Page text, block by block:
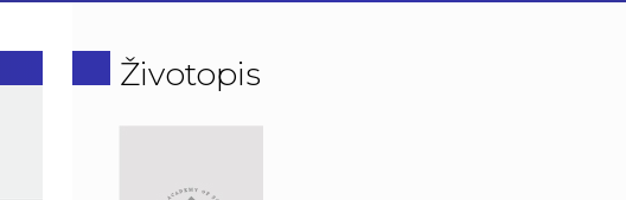
Životopis